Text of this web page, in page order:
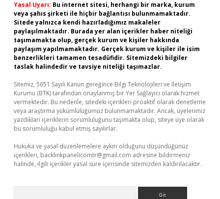
Yasal Uyarı: Bu internet sitesi, herhangi bir marka, kurum
veya şahıs şirketi ile hiçbir bağlantısı bulunmamaktadır.
Sitede yalnızca kendi hazırladığımız makaleler
paylaşılmaktadır. Burada yer alan içerikler haber niteliği
taşımamakta olup, gerçek kurum ve kişiler hakkında
paylaşım yapılmamaktadır. Gerçek kurum ve kişiler ile isim
benzerlikleri tamamen tesadüfidir. Sitemizdeki bilgiler
taslak halindedir ve tavsiye niteliği taşımazlar.
Sitemiz, 5651 Sayılı Kanun gereğince Bilgi Teknolojileri ve İletişim
Kurumu (BTK) tarafından onaylanmış bir Yer Sağlayıcı olarak hizmet
vermektedir. Bu nedenle, sitedeki içerikleri proaktif olarak denetleme
veya araştırma yükümlülüğümüz bulunmamaktadır. Ancak, üyelerimiz
yazdıkları içeriklerin sorumluluğunu taşımakta olup, siteye üye olarak
bu sorumluluğu kabul etmiş sayılırlar.
Hukuka ve yasal düzenlemelere aykırı olduğunu düşündüğünüz
içerikleri, backlinkpanelicomtr@gmail.com adresine bildirmeniz
halinde, ilgili içerikler yasal süre içerisinde sitemizden kaldırılacaktır.